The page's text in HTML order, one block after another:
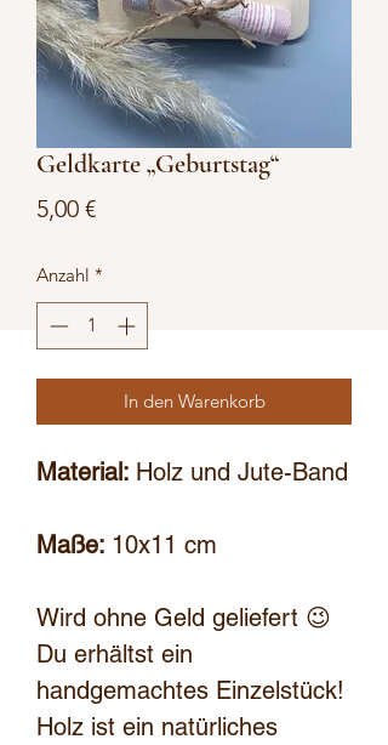
Geldkarte „Geburtstag“
5,00 €Preis
Anzahl *
In den Warenkorb
Material: Holz und Jute-Band
Maße: 10x11 cm
Wird ohne Geld geliefert 😉
Du erhältst ein
handgemachtes Einzelstück!
Holz ist ein natürliches